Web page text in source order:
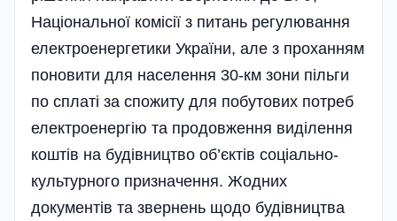
Національної комісії з питань регулювання
електроенергетики України, але з проханням
поновити для населення 30-км зони пільги
по сплаті за спожиту для побутових потреб
електроенергію та продовження виділення
коштів на будівництво об’єктів соціально-
культурного призначення. Жодних
документів та звернень щодо будівництва